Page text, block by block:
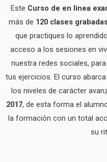
Este Curso de en linea
más de 120 clases
que practiques lo
acceso a los sesiones en
nuestra redes sociales,
tus ejercicios. El curso
los niveles de carácter
2017, de esta forma el
la formación con un total
su